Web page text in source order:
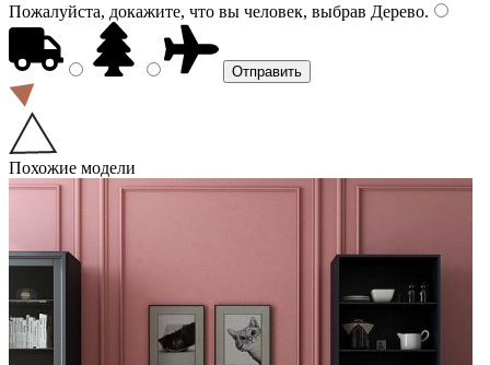
Пожалуйста, докажите, что вы человек, выбрав Дерево.
Похожие модели